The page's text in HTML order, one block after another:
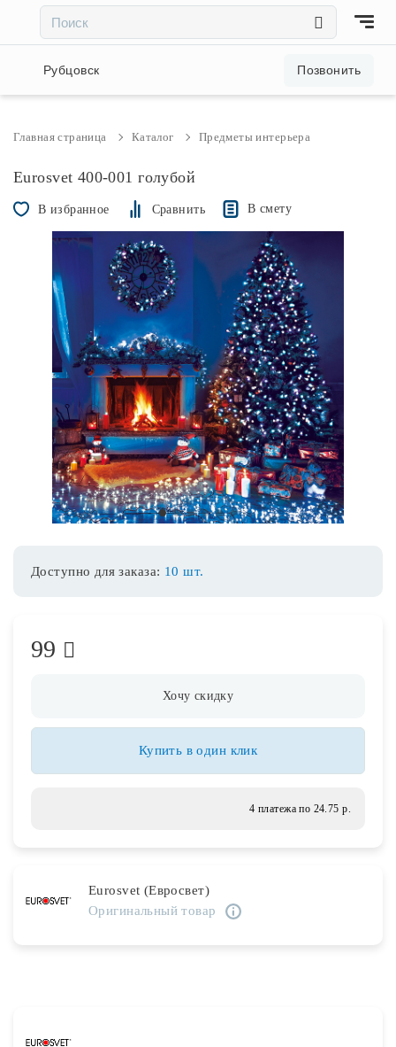
Акции и скидки
Светильники
Настольные лампы
Торшеры
Трековые системы
Споты
Уличное освещение
Светодиодная лента
Предметы интерьера
Рубцовск Позвонить
Главная страница Каталог Предметы интерьера
Eurosvet 400-001 голубой
В избранное Сравнить В смету
1 2 3 4 5 6
Доступно для заказа: 10 шт.
99
Хочу скидку
Купить в один клик
4 платежа по 24.75 р.
Eurosvet (Евросвет)
Оригинальный товар
××